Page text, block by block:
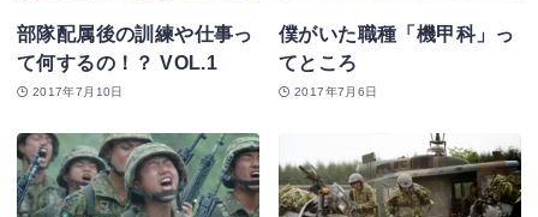
部隊配属後の訓練や仕事っ
て何するの！？ VOL.1
2017年7月10日
僕がいた職種「機甲科」っ
てところ
2017年7月6日